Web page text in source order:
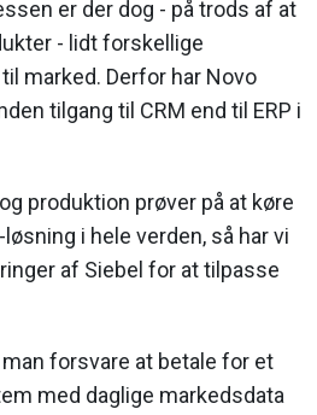
er der dog - på trods af at
- lidt forskellige
marked. Derfor har Novo
tilgang til CRM end til ERP i
produktion prøver på at køre
i hele verden, så har vi
af Siebel for at tilpasse
forsvare at betale for et
med daglige markedsdata